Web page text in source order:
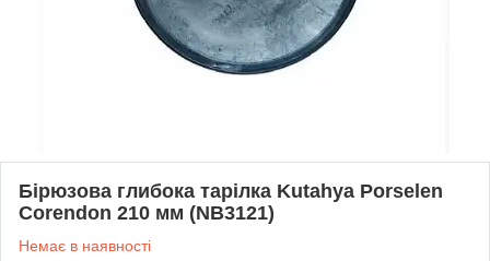
Бірюзова глибока тарілка Kutahya Porselen
Corendon 210 мм (NB3121)
Немає в наявності